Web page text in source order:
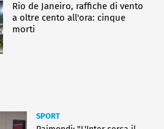
Rio de Janeiro, raffiche di vento
a oltre cento all'ora: cinque
morti
SPORT